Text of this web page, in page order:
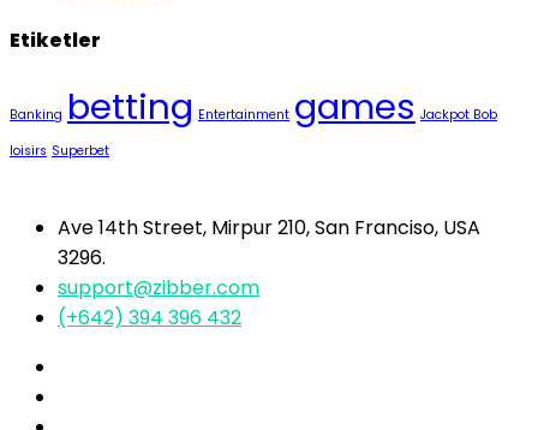
Etiketler
Banking betting Entertainment games Jackpot Bob
loisirs Superbet
Ave 14th Street, Mirpur 210, San Franciso, USA
3296.
support@zibber.com
(+642) 394 396 432